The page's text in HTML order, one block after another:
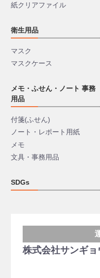
紙クリアファイル
衛生用品
マスク
マスクケース
メモ・ふせん・ノート 事務
用品
付箋(ふせん)
ノート・レポート用紙
メモ
文具・事務用品
SDGs
株式会社サンギョ